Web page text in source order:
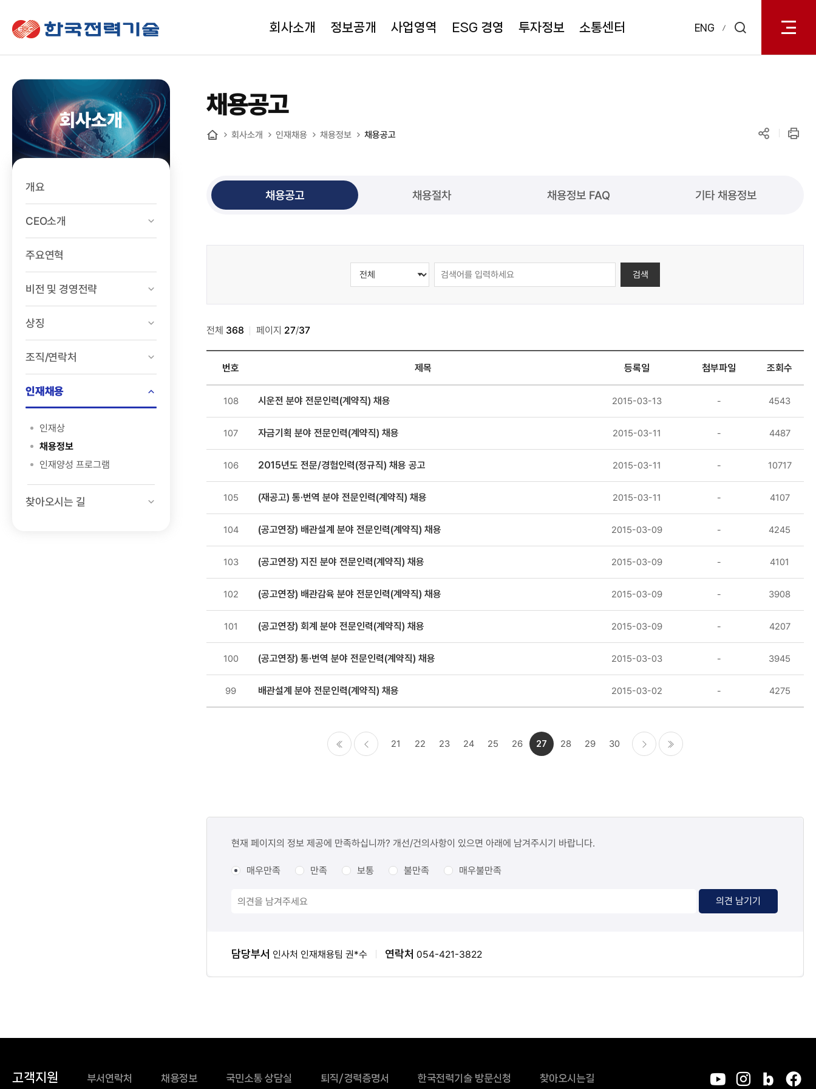
한국전력기술
회사소개 정보공개 사업영역 ESG 경영 투자정보 소통센터 ENG
열기
회사소개
개요
CEO소개
주요연혁
비전 및 경영전략
상징
조직/연락처
인재채용
인재상
채용정보
인재양성 프로그램
찾아오시는 길
채용공고
회사소개 인재채용 채용정보 채용공고
채용공고 채용절차 채용정보 FAQ 기타 채용정보
채용공고
검색
전체 368 페이지 27/37
채용공고
-
번호,
제목,
등록일
,
첨부파일
조회수
번호 제목 등록일 첨부파일 조회수
108 시운전 분야 전문인력(계약직) 채용 2015-03-13 - 4543
107 자금기획 분야 전문인력(계약직) 채용 2015-03-11 - 4487
106 2015년도 전문/경험인력(정규직) 채용 공고 2015-03-11 - 10717
105 (재공고) 통·번역 분야 전문인력(계약직) 채용 2015-03-11 - 4107
104 (공고연장) 배관설계 분야 전문인력(계약직) 채용 2015-03-09 - 4245
103 (공고연장) 지진 분야 전문인력(계약직) 채용 2015-03-09 - 4101
102 (공고연장) 배관감육 분야 전문인력(계약직) 채용 2015-03-09 - 3908
101 (공고연장) 회계 분야 전문인력(계약직) 채용 2015-03-09 - 4207
100 (공고연장) 통·번역 분야 전문인력(계약직) 채용 2015-03-03 - 3945
99 배관설계 분야 전문인력(계약직) 채용 2015-03-02 - 4275
21 22 23 24 25 26 27 28 29 30
만족도현재 페이지의 정보 제공에 만족하십니까? 개선/건의사항이 있으면 아래에 남겨주시기 바랍니다.
매우만족 만족 보통 불만족 매우불만족
의견 남기기
담당자
담당부서 인사처 인재채용팀 권*수 연락처 054-421-3822
고객지원 부서연락처 채용정보 국민소통 상담실 퇴직/경력증명서 한국전력기술 방문신청 찾아오시는길